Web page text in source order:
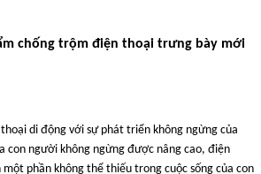
chống trộm điện thoại trưng bày mới
di động với sự phát triển không ngừng của
con người không ngừng được nâng cao, điện
phần không thể thiếu trong cuộc sống của con